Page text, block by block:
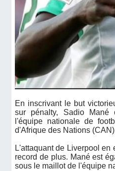
En inscrivant le but
sur pénalty, Sadio
l'équipe nationale de
d'Afrique des Nations
L'attaquant de Liverpool
record de plus. Mané est
sous le maillot de l'équipe